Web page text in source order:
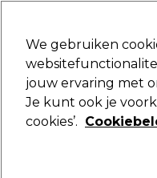
We gebruiken
jouw ervaring met
Je kunt ook je
cookies’.